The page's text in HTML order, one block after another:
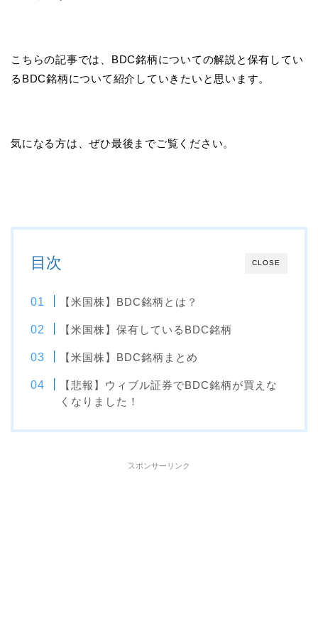
こちらの記事では、BDC銘柄についての解説と保有してい
るBDC銘柄について紹介していきたいと思います。
気になる方は、ぜひ最後までご覧ください。
CLOSE
目次
【米国株】BDC銘柄とは？
【米国株】保有しているBDC銘柄
【米国株】BDC銘柄まとめ
【悲報】ウィブル証券でBDC銘柄が買えな
くなりました！
スポンサーリンク